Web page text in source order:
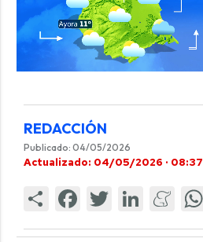
REDACCIÓN
Publicado: 04/05/2026
Actualizado: 04/05/2026 · 08:37